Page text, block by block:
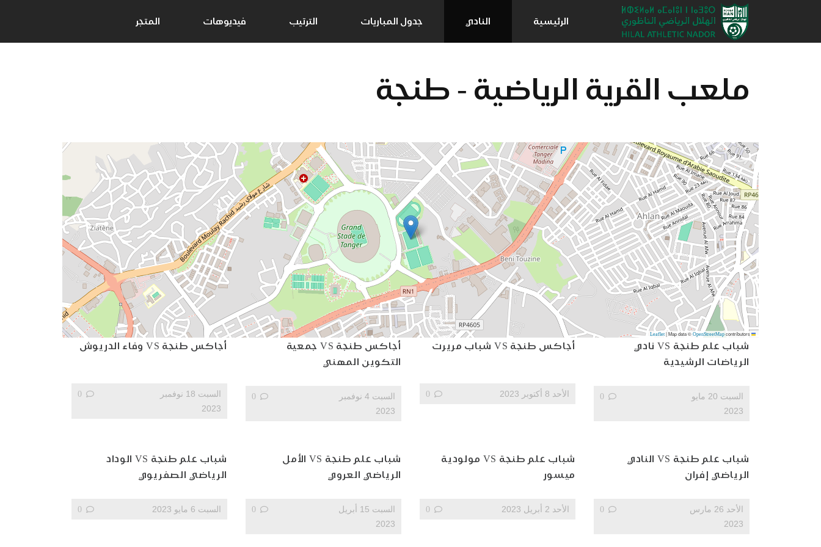
الرئيسية النادي جدول المباريات الترتيب فيديوهات المتجر
ملعب القرية الرياضية - طنجة
Leaflet
|Map data © OpenStreetMapcontributors
أجاكس طنجة VS وفاء الدريوش
السبت 18 نوفمبر
2023
0
أجاكس طنجة VS جمعية
التكوين المهني
السبت 4 نوفمبر
2023
0
أجاكس طنجة VS شباب مريرت
الأحد 8 أكتوبر 2023 0
شباب علم طنجة VS نادي
الرياضات الرشيدية
السبت 20 مايو
2023
0
شباب علم طنجة VS الوداد
الرياضي الصفريوي
السبت 6 مايو 2023 0
شباب علم طنجة VS الأمل
الرياضي العروي
السبت 15 أبريل
2023
0
شباب علم طنجة VS مولودية
ميسور
الأحد 2 أبريل 2023 0
شباب علم طنجة VS النادي
الرياضي إفران
الأحد 26 مارس
2023
0